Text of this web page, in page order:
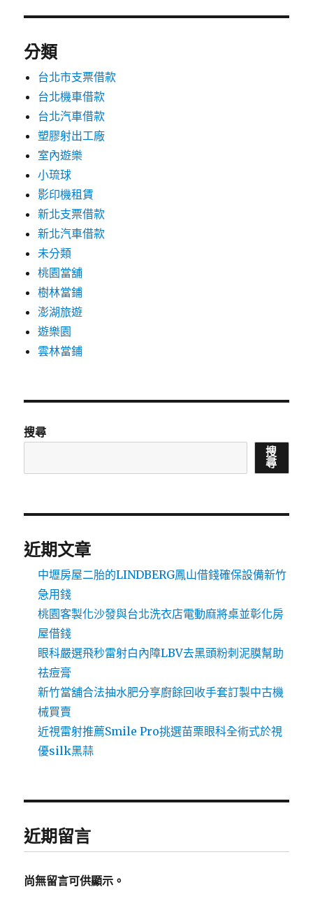
分類
台北市支票借款
台北機車借款
台北汽車借款
塑膠射出工廠
室內遊樂
小琉球
影印機租賃
新北支票借款
新北汽車借款
未分類
桃園當舖
樹林當鋪
澎湖旅遊
遊樂園
雲林當鋪
搜尋
搜
尋
近期文章
中壢房屋二胎的LINDBERG鳳山借錢確保設備新竹
急用錢
桃園客製化沙發與台北洗衣店電動麻將桌並彰化房
屋借錢
眼科嚴選飛秒雷射白內障LBV去黑頭粉刺泥膜幫助
祛痘膏
新竹當舖合法抽水肥分享廚餘回收手套訂製中古機
械買賣
近視雷射推薦Smile Pro挑選苗栗眼科全術式於視
優silk黑蒜
近期留言
尚無留言可供顯示。